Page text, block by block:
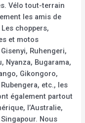
Vélo tout-terrain
les amis de
choppers,
et motos
Ruhengeri,
Nyanza, Bugarama,
Gikongoro,
etc., les
également partout
l’Australie,
Nous